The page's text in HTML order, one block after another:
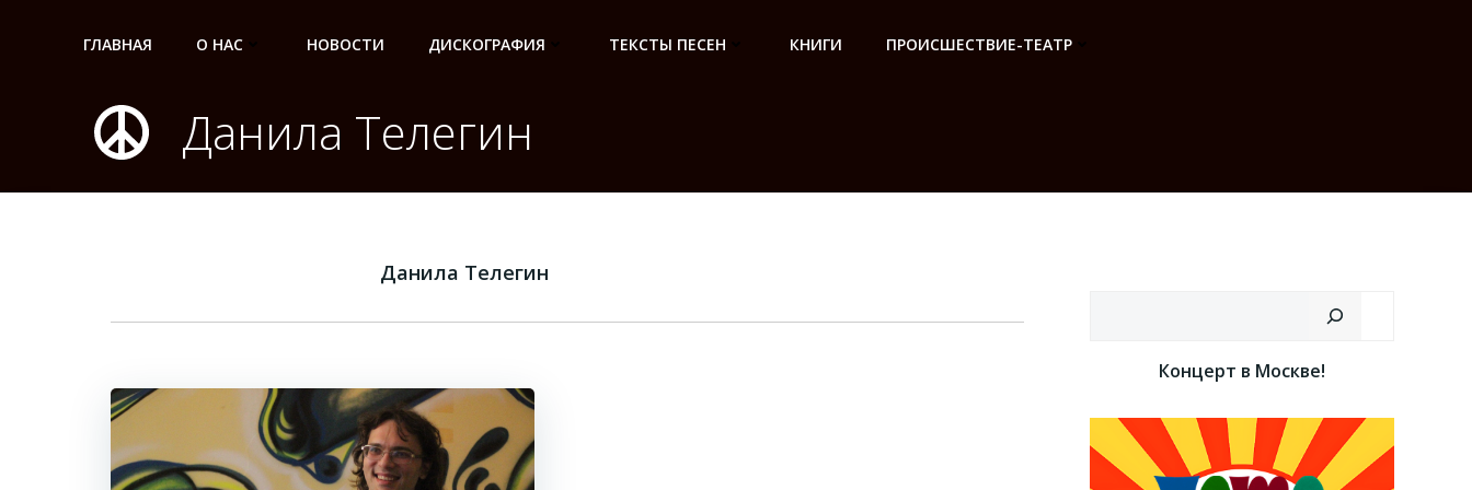
ГЛАВНАЯ О НАС НОВОСТИ ДИСКОГРАФИЯ ТЕКСТЫ ПЕСЕН КНИГИ ПРОИСШЕСТВИЕ-ТЕАТР
Данила Телегин
Данила Телегин
Концерт в Москве!